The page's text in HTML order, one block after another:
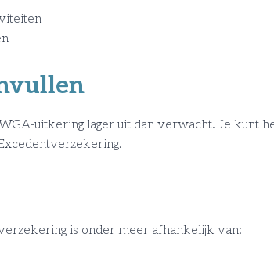
uitkering lager uit dan verwacht. Je kunt
is onder meer afhankelijk van: